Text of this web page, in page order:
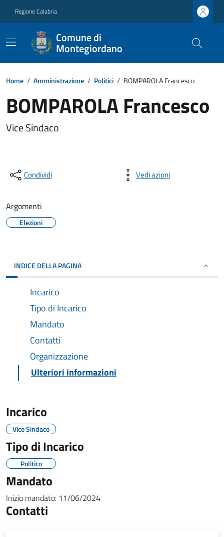
Regione Calabria
Comune di
Montegiordano
Home / Amministrazione / Politici / BOMPAROLA Francesco
BOMPAROLA Francesco
Vice Sindaco
Condividi Vedi azioni
Argomenti
Elezioni
INDICE DELLA PAGINA
Incarico
Tipo di Incarico
Mandato
Contatti
Organizzazione
Ulteriori informazioni
Incarico
Vice Sindaco
Tipo di Incarico
Politico
Mandato
Inizio mandato: 11/06/2024
Contatti